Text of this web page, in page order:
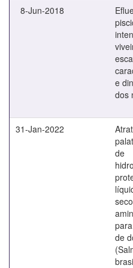
8-Jun-2018
e
dos
31-Jan-2022
de
de